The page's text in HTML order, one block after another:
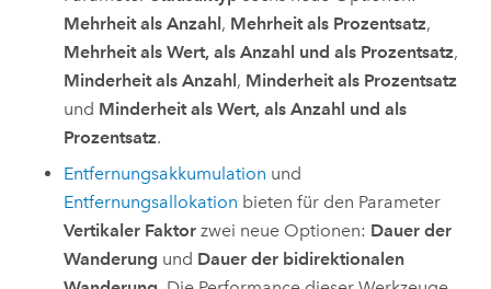
Mehrheit als Anzahl , Mehrheit als Prozentsatz,
Mehrheit als Wert, als Anzahl und als Prozentsatz,
Minderheit als Anzahl , Minderheit als Prozentsatz
und Minderheit als Wert, als Anzahl und als
Prozentsatz.
Entfernungsakkumulation und
Entfernungsallokation bieten für den Parameter
Vertikaler Faktor zwei neue Optionen: Dauer der
Wanderung und Dauer der bidirektionalen